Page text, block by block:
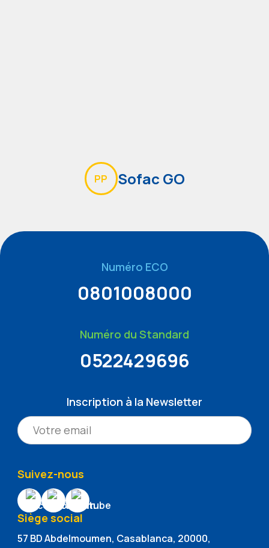
PP Sofac GO
Numéro ECO
0801008000
Numéro du Standard
0522429696
Inscription à la Newsletter
Suivez-nous
Siège social
57 BD Abdelmoumen, Casablanca, 20000,